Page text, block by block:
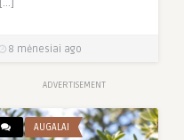
8 mėnesiai ago
ADVERTISEMENT
AUGALAI